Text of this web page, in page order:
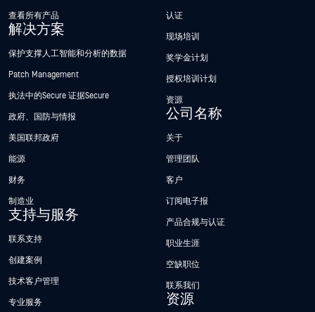
查看所有产品
解决方案
保护支撑人工智能和分析的数据
Patch Management
执法中的Secure 证据Secure
政府、国防与情报
美国联邦政府
能源
财务
制造业
支持与服务
联系支持
创建案例
技术客户管理
专业服务
认证
现场培训
奖学金计划
授权培训计划
资源
公司名称
关于
管理团队
客户
订阅电子报
产品合规与认证
职业生涯
空缺职位
联系我们
资源